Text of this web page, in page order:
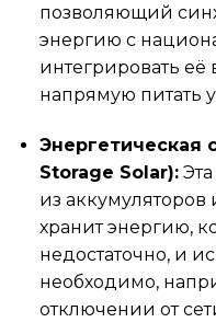
позволяющий
энергию с
интегрировать
напрямую питать
Энергетическая
Storage Solar):Эта
из аккумуляторов
хранит энергию,
недостаточно, и
необходимо,
отключении от